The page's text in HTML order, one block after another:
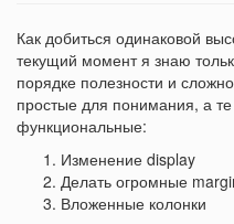
Как добиться одинаковой
текущий момент я знаю
порядке полезности и
простые для понимания, а
функциональные:
Изменение display
Делать огромные
Вложенные колонки